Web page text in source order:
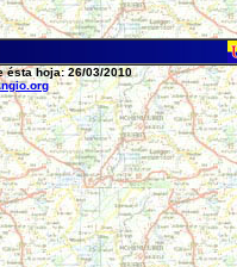
ésta hoja: 26/03/2010